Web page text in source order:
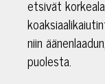
etsivät
niin
puolesta.